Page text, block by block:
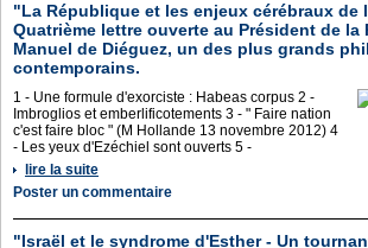
"La République et les enjeux cérébraux de
Quatrième lettre ouverte au Président de
Manuel de Diéguez, un des plus grands
contemporains.
1 - Une formule d'exorciste : Habeas corpus 2 -
Imbroglios et emberlificotements 3 - " Faire nation
c'est faire bloc " (M Hollande 13 novembre 2012) 4
- Les yeux d'Ezéchiel sont ouverts 5 -
lire la suite
Poster un commentaire
"Israël et le syndrome d'Esther - Un